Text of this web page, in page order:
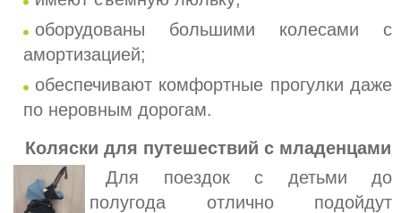
оборудованы большими колесами с
амортизацией;
обеспечивают комфортные прогулки даже
по неровным дорогам.
Коляски для путешествий с младенцами
Для поездок с детьми до
полугода отлично подойдут